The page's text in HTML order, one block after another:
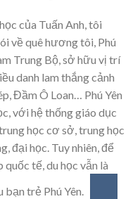
của Tuấn Anh, tôi
về quê hương tôi, Phú
Trung Bộ, sở hữu vị trí
danh lam thắng cảnh
Đầm Ô Loan… Phú Yên
với hệ thống giáo dục
học cơ sở, trung học
đại học. Tuy nhiên, để
tế, du học vẫn là
trẻ Phú Yên.